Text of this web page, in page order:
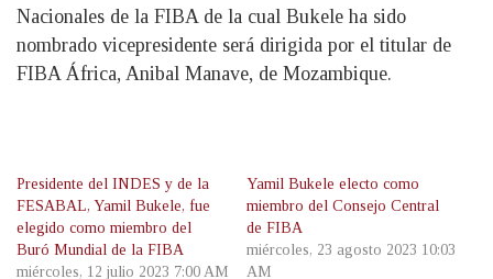
Nacionales de la FIBA de la cual Bukele ha sido
nombrado vicepresidente será dirigida por el titular de
FIBA África, Anibal Manave, de Mozambique.
Presidente del INDES y de la
FESABAL, Yamil Bukele, fue
elegido como miembro del
Buró Mundial de la FIBA
miércoles, 12 julio 2023 7:00 AM
Yamil Bukele electo como
miembro del Consejo Central
de FIBA
miércoles, 23 agosto 2023 10:03
AM